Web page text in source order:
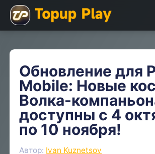
Обновление для
Mobile: Новые
Волка-
доступны с 4
по 10 ноября!
Автор: Ivan Kuznetsov